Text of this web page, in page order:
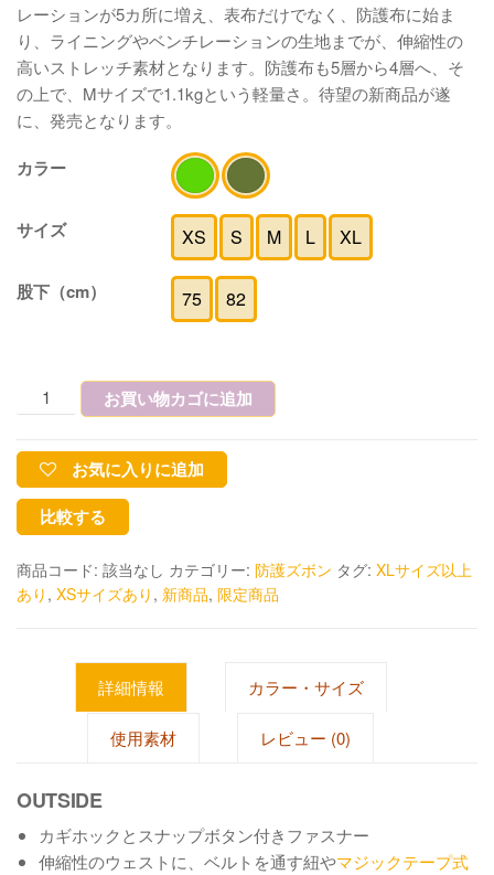
レーションが5カ所に増え、表布だけでなく、防護布に始ま
り、ライニングやベンチレーションの生地までが、伸縮性の
高いストレッチ素材となります。防護布も5層から4層へ、そ
の上で、Mサイズで1.1kgという軽量さ。待望の新商品が遂
に、発売となります。
カラー
サイズ XS S M L XL
股下（cm） 75 82
お買い物カゴに追加
お気に入りに追加
比較する
商品コード: 該当なし カテゴリー: 防護ズボン タグ: XLサイズ以上
あり , XSサイズあり , 新商品, 限定商品
詳細情報 カラー・サイズ
使用素材 レビュー (0)
OUTSIDE
カギホックとスナップボタン付きファスナー
伸縮性のウェストに、ベルトを通す紐やマジックテープ式